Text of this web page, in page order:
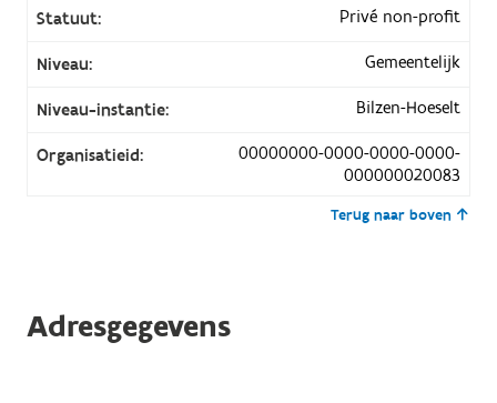
Statuut: Privé non-profit
Niveau: Gemeentelijk
Niveau-instantie: Bilzen-Hoeselt
Organisatieid:
00000000-0000-0000-0000-
000000020083
Terug naar boven
Adresgegevens